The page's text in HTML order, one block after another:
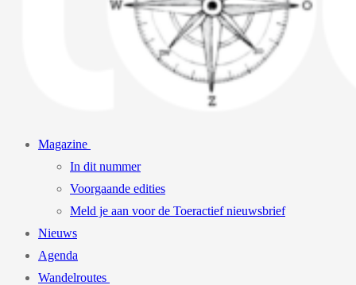
Magazine
In dit nummer
Voorgaande edities
Meld je aan voor de Toeractief nieuwsbrief
Nieuws
Agenda
Wandelroutes